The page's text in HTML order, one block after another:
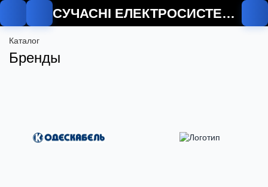
СУЧАСНІ ЕЛЕКТРОСИСТЕМИ
Каталог
Бренды